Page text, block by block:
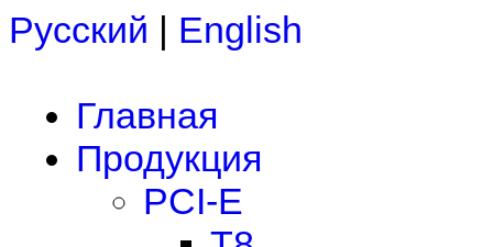
Русский | English
Главная
Продукция
PCI-E